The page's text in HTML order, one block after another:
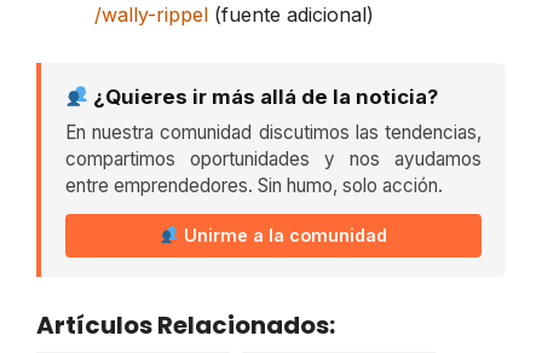
/wally-rippel (fuente adicional)
¿Quieres ir más allá de la noticia?
En nuestra comunidad discutimos las tendencias,
compartimos oportunidades y nos ayudamos
entre emprendedores. Sin humo, solo acción.
Unirme a la comunidad
Artículos Relacionados: